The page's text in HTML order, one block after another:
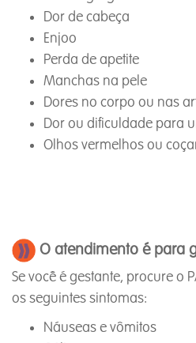
Dor de cabeça
Enjoo
Perda de apetite
Manchas na pele
Dores no corpo ou nas
Dor ou dificuldade para
Olhos vermelhos ou
O atendimento é para
Se você é gestante, procure o
os seguintes sintomas:
Náuseas e vômitos